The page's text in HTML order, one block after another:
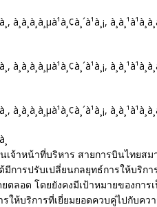
จ้าหน้าที่บริหาร สายการบินไทยสม
การปรับเปลี่ยนกลยุทธ์การให้บริก
ตลอด โดยยังคงมีเป้าหมายของกา
ห้บริการที่เยี่ยมยอดควบคู่ไปกับคว